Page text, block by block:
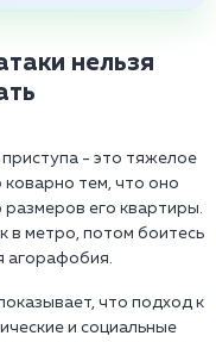
нельзя
- это тяжелое
коварно тем, что оно
его квартиры.
в метро, потом боитесь
агорафобия.
что подход к
и социальные